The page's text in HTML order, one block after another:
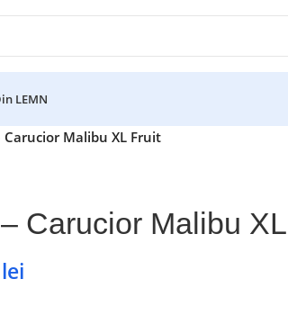
LEMN
Carucior Malibu XL Fruit
Carucior Malibu
lei